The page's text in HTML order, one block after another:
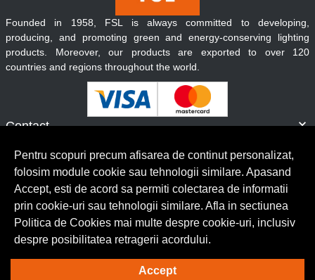
Contact
Servicii clienti
Founded in 1958, FSL is always committed to developing,
producing, and promoting green and energy-conserving lighting
products. Moreover, our products are exported to over 120
countries and regions throughout the world.
© Copyright 2026 Lumilux. Toate drepturile rezervate.
Solutie eCommercepowered by
Pentru scopuri precum afisarea de continut personalizat,
folosim module cookie sau tehnologii similare. Apasand
Accept, esti de acord sa permiti colectarea de informatii
prin cookie-uri sau tehnologii similare. Afla in sectiunea
Politica de Cookies mai multe despre cookie-uri, inclusiv
despre posibilitatea retragerii acordului.
Accept